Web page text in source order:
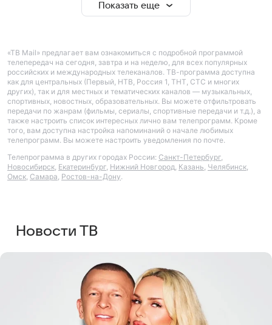
Показать еще
«ТВ Mail» предлагает вам ознакомиться с подробной программой
телепередач на сегодня, завтра и на неделю, для всех популярных
российских и международных телеканалов. ТВ-программа доступна
как для центральных (Первый, НТВ, Россия 1, ТНТ, СТС и многих
других), так и для местных и тематических каналов — музыкальных,
спортивных, новостных, образовательных. Вы можете отфильтровать
передачи по жанрам (фильмы, сериалы, спортивные передачи и т.д.), а
также настроить список интересных лично вам телепрограмм. Кроме
того, вам доступна настройка напоминаний о начале любимых
телепрограмм. Вы можете настроить уведомления по почте.
Телепрограмма в других городах России: Санкт-Петербург,
Новосибирск, Екатеринбург, Нижний Новгород, Казань, Челябинск,
Омск, Самара, Ростов-на-Дону.
Новости ТВ